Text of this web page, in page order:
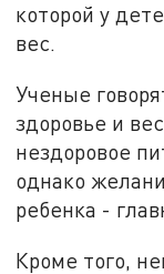
которой у
вес.
Ученые
здоровье и
нездоровое
однако
ребенка -
Кроме того,